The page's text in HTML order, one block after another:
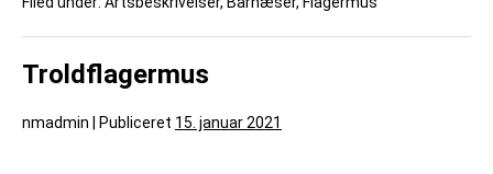
Troldflagermus
nmadmin Publiceret 15. januar 2021